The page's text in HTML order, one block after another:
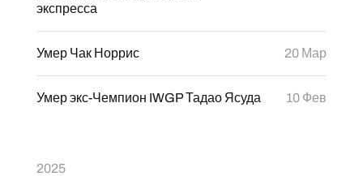
экспресса
Умер Чак Норрис 20 Мар
Умер экс-Чемпион IWGP Тадао Ясуда 10 Фев
2025